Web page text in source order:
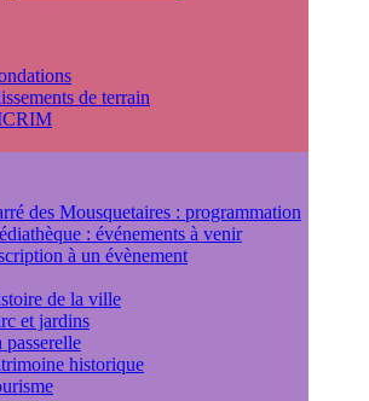
de terrain
des Mousquetaires : programmation
: événements à venir
à un évènement
de la ville
et jardins
passerelle
historique